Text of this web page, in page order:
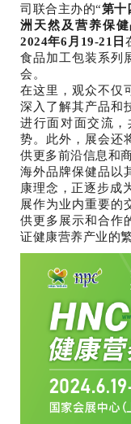
司联合主办的“第十
洲天然及营养保健
2024年6月19-21日
食品加工包装系列
会。
在这里，观众不仅
深入了解其产品和
进行面对面交流
势。此外，展会还
供更多前沿信息和
海外品牌保健品以
康理念，正逐步成
展作为业内重要的
供更多展示和合作
证健康营养产业的